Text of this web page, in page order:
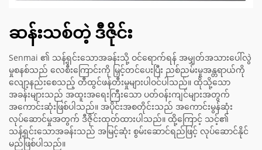
ဆန်းသစ်တဲ့ ဒီဇိုင်း
Senmai ၏ သန့်ရှင်းသောအခန်းသို့ ဝင်ရောက်ရန် အမျှတ်အသားပေါ်လွဲ
မှုစနစ်သည် လေစီးကြောင်းကို မြှင့်တင်ပေးပြီး ညစ်ညမ်းမှုအန္တရာယ်ကို
လျော့နည်းစေသည့် တီထွင်ဖန်တီးမှုများပါဝင်ပါသည်။ ထိုသို့သော
အခန်းများသည် အထူးအရေးကြီးသော ပတ်ဝန်းကျင်များအတွက်
အကောင်းဆုံးဖြစ်ပါသည်။ အပိုင်းအစတိုင်းသည် အကောင်းမွန်ဆုံး
လုပ်ဆောင်မှုအတွက် ဒီဇိုင်းထုတ်ထားပါသည်။ ထို့ကြောင့် သင့်၏
သန့်ရှင်းသောအခန်းသည် အမြင့်ဆုံး စွမ်းဆောင်ရည်ဖြင့် လုပ်ဆောင်နိုင်
မည်ဖြစ်ပါသည်။